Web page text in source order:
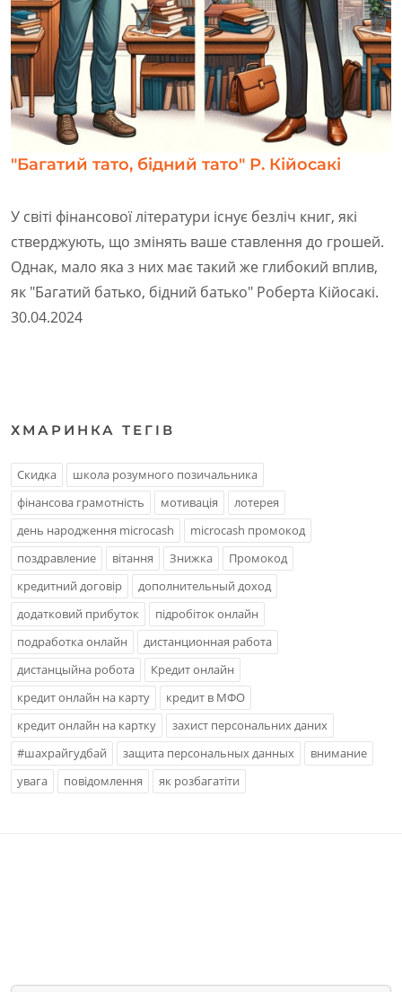
"Багатий тато, бідний тато" Р. Кійосакі
У світі фінансової літератури існує безліч книг, які
стверджують, що змінять ваше ставлення до грошей.
Однак, мало яка з них має такий же глибокий вплив,
як "Багатий батько, бідний батько" Роберта Кійосакі.
30.04.2024
ХМАРИНКА ТЕГIВ
Скидка
школа розумного позичальника
фінансова грамотність
мотивація
лотерея
день народження microcash
microcash промокод
поздравление
вітання Знижка
Промокод
кредитний договір
дополнительный доход
додатковий прибуток
підробіток онлайн
подработка онлайн
дистанционная работа
дистанцыйна робота
Кредит онлайн
кредит онлайн на карту
кредит в МФО
кредит онлайн на картку
захист персональних даних
#шахрайгудбай
защита персональных данных
внимание
увага
повідомлення як розбагатіти